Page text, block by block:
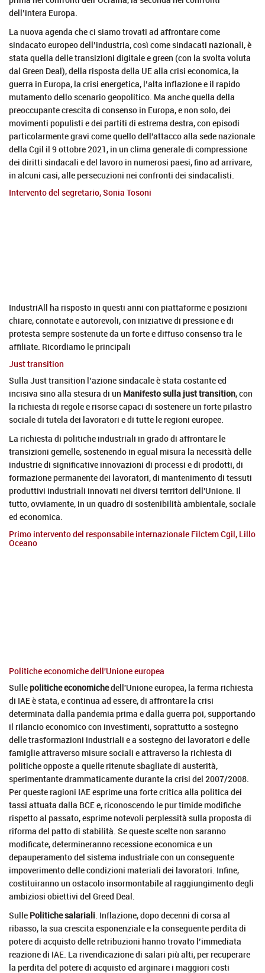
dell’intera Europa.
La nuova agenda che ci siamo trovati ad affrontare come
sindacato europeo dell’industria, così come sindacati nazionali, è
stata quella delle transizioni digitale e green (con la svolta voluta
dal Green Deal), della risposta della UE alla crisi economica, la
guerra in Europa, la crisi energetica, l’alta inflazione e il rapido
mutamento dello scenario geopolitico. Ma anche quella della
preoccupante crescita di consenso in Europa, e non solo, dei
movimenti populisti e dei partiti di estrema destra, con episodi
particolarmente gravi come quello dell'attacco alla sede nazionale
della Cgil il 9 ottobre 2021, in un clima generale di compressione
dei diritti sindacali e del lavoro in numerosi paesi, fino ad arrivare,
in alcuni casi, alle persecuzioni nei confronti dei sindacalisti.
Intervento del segretario, Sonia Tosoni
IndustriAll ha risposto in questi anni con piattaforme e posizioni
chiare, connotate e autorevoli, con iniziative di pressione e di
protesta sempre sostenute da un forte e diffuso consenso tra le
affiliate. Ricordiamo le principali
Just transition
Sulla Just transition l’azione sindacale è stata costante ed
incisiva sino alla stesura di un Manifesto sulla just transition, con
la richiesta di regole e risorse capaci di sostenere un forte pilastro
sociale di tutela dei lavoratori e di tutte le regioni europee.
La richiesta di politiche industriali in grado di affrontare le
transizioni gemelle, sostenendo in egual misura la necessità delle
industrie di significative innovazioni di processi e di prodotti, di
formazione permanente dei lavoratori, di mantenimento di tessuti
produttivi industriali innovati nei diversi territori dell'Unione. Il
tutto, ovviamente, in un quadro di sostenibilità ambientale, sociale
ed economica.
Primo intervento del responsabile internazionale Filctem Cgil, Lillo
Oceano
Politiche economiche dell'Unione europea
Sullepolitiche economichedell'Unione europea, la ferma richiesta
di IAE è stata, e continua ad essere, di affrontare la crisi
determinata dalla pandemia prima e dalla guerra poi, supportando
il rilancio economico con investimenti, soprattutto a sostegno
delle trasformazioni industriali e a sostegno dei lavoratori e delle
famiglie attraverso misure sociali e attraverso la richiesta di
politiche opposte a quelle ritenute sbagliate di austerità,
sperimentante drammaticamente durante la crisi del 2007/2008.
Per queste ragioni IAE esprime una forte critica alla politica dei
tassi attuata dalla BCE e, riconoscendo le pur timide modifiche
rispetto al passato, esprime notevoli perplessità sulla proposta di
riforma del patto di stabilità. Se queste scelte non saranno
modificate, determineranno recessione economica e un
depauperamento del sistema industriale con un conseguente
impoverimento delle condizioni materiali dei lavoratori. Infine,
costituiranno un ostacolo insormontabile al raggiungimento degli
ambiziosi obiettivi del Greed Deal.
Sulle Politiche salariali . Inflazione, dopo decenni di corsa al
ribasso, la sua crescita esponenziale e la conseguente perdita di
potere di acquisto delle retribuzioni hanno trovato l’immediata
reazione di IAE. La rivendicazione di salari più alti, per recuperare
la perdita del potere di acquisto ed arginare i maggiori costi